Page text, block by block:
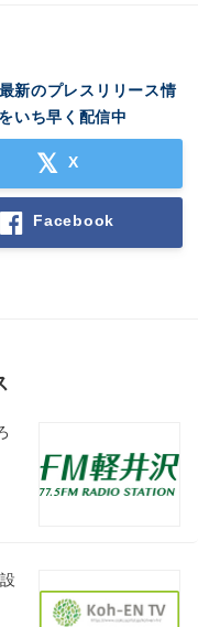
新のプレスリリース情
いち早く配信中
X
Facebook